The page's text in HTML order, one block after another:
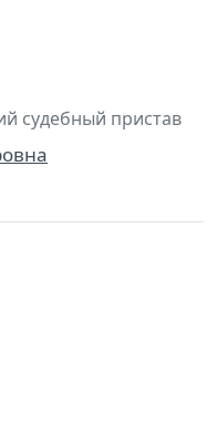
судебный пристав